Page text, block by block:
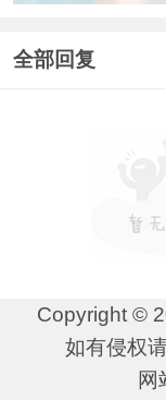
全部回复
Copyright ©
如有侵权
网